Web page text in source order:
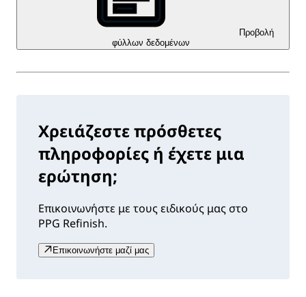
Προβολή
φύλλων δεδομένων
Χρειάζεστε πρόσθετες
πληροφορίες ή έχετε μια
ερώτηση;
Επικοινωνήστε με τους ειδικούς μας στο
PPG Refinish.
Επικοινωνήστε μαζί μας